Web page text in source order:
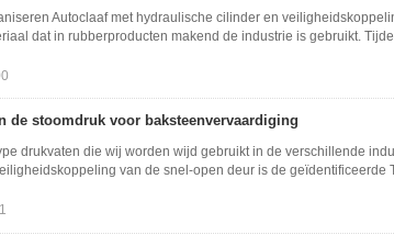
Autoclaaf met hydraulische cilinder en
dat in rubberproducten makend de industrie is gebruikt.
de stoomdruk voor baksteenvervaardiging
drukvaten die wij worden wijd gebruikt in de verschillende
van de snel-open deur is de geïdentificeerde